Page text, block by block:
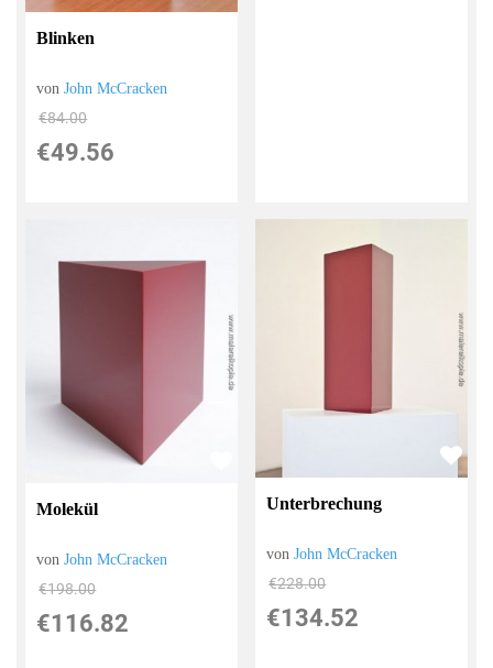
Blinken
vonJohn McCracken
€84.00
€49.56
Molekül
vonJohn McCracken
€198.00
€116.82
Unterbrechung
vonJohn McCracken
€228.00
€134.52